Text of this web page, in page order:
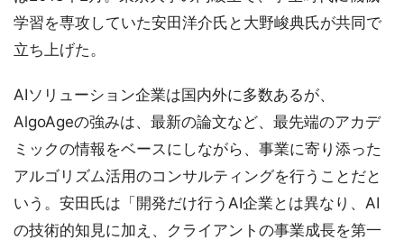
学習を専攻していた安田洋介氏と大野峻典氏が共同で
立ち上げた。
AIソリューション企業は国内外に多数あるが、
AlgoAgeの強みは、最新の論文など、最先端のアカデ
ミックの情報をベースにしながら、事業に寄り添った
アルゴリズム活用のコンサルティングを行うことだと
いう。安田氏は「開発だけ行うAI企業とは異なり、AI
の技術的知見に加え、クライアントの事業成長を第一